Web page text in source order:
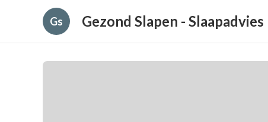
Gs Gezond Slapen - Slaapadvies